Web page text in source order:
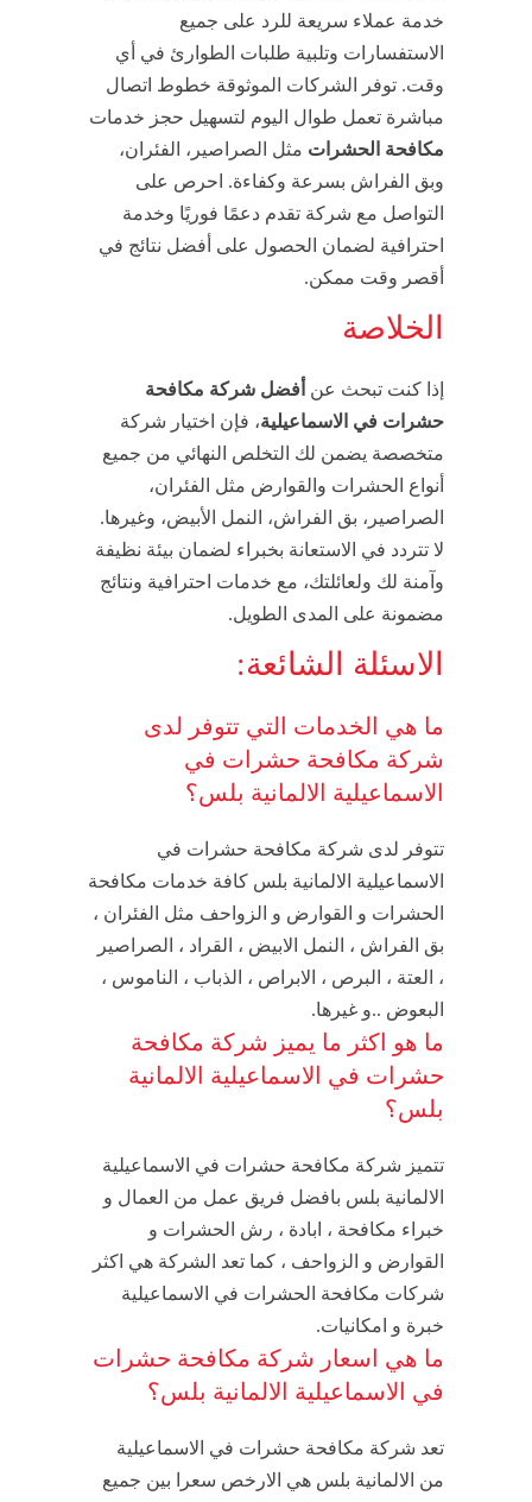
خدمة عملاء سريعة للرد على جميع
الاستفسارات وتلبية طلبات الطوارئ في أي
وقت. توفر الشركات الموثوقة خطوط اتصال
مباشرة تعمل طوال اليوم لتسهيل حجز خدمات
مكافحة الحشرات مثل الصراصير، الفئران،
وبق الفراش بسرعة وكفاءة. احرص على
التواصل مع شركة تقدم دعمًا فوريًا وخدمة
احترافية لضمان الحصول على أفضل نتائج في
أقصر وقت ممكن.
الخلاصة
إذا كنت تبحث عن أفضل شركة مكافحة
حشرات في الاسماعيلية، فإن اختيار شركة
متخصصة يضمن لك التخلص النهائي من جميع
أنواع الحشرات والقوارض مثل الفئران،
الصراصير، بق الفراش، النمل الأبيض، وغيرها.
لا تتردد في الاستعانة بخبراء لضمان بيئة نظيفة
وآمنة لك ولعائلتك، مع خدمات احترافية ونتائج
مضمونة على المدى الطويل.
الاسئلة الشائعة:
ما هي الخدمات التي تتوفر لدى
شركة مكافحة حشرات في
الاسماعيلية الالمانية بلس؟
تتوفر لدى شركة مكافحة حشرات في
الاسماعيلية الالمانية بلس كافة خدمات مكافحة
الحشرات و القوارض و الزواحف مثل الفئران ،
بق الفراش ، النمل الابيض ، القراد ، الصراصير
، العتة ، البرص ، الابراص ، الذباب ، الناموس ،
البعوض ..و غيرها.
ما هو اكثر ما يميز شركة مكافحة
حشرات في الاسماعيلية الالمانية
بلس؟
تتميز شركة مكافحة حشرات في الاسماعيلية
الالمانية بلس بافضل فريق عمل من العمال و
خبراء مكافحة ، ابادة ، رش الحشرات و
القوارض و الزواحف ، كما تعد الشركة هي اكثر
شركات مكافحة الحشرات في الاسماعيلية
خبرة و امكانيات.
ما هي اسعار شركة مكافحة حشرات
في الاسماعيلية الالمانية بلس؟
تعد شركة مكافحة حشرات في الاسماعيلية
من الالمانية بلس هي الارخص سعرا بين جميع